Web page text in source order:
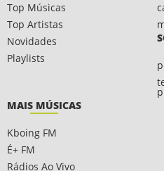
Top Músicas
Top Artistas
Novidades
Playlists
MAIS MÚSICAS
Kboing FM
É+ FM
Rádios Ao Vivo